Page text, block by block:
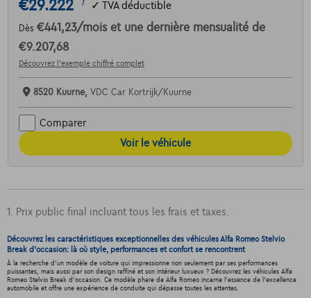
€29.222 1 ✓ TVA déductible
Dès €441,23/mois et une dernière mensualité de
€9.207,68
Découvrez l’exemple chiffré complet
8520 Kuurne, VDC Car Kortrijk/Kuurne
Comparer
Voir le véhicule
1. Prix public final incluant tous les frais et taxes.
Découvrez les caractéristiques exceptionnelles des véhicules Alfa Romeo Stelvio
Break d'occasion: là où style, performances et confort se rencontrent
À la recherche d'un modèle de voiture qui impressionne non seulement par ses performances
puissantes, mais aussi par son design raffiné et son intérieur luxueux ? Découvrez les véhicules Alfa
Romeo Stelvio Break d'occasion. Ce modèle phare de Alfa Romeo incarne l'essence de l'excellence
automobile et offre une expérience de conduite qui dépasse toutes les attentes.